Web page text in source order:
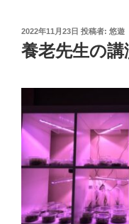
投
稿
日:
2022年11月23日 投稿者: 悠遊
養老先生の講